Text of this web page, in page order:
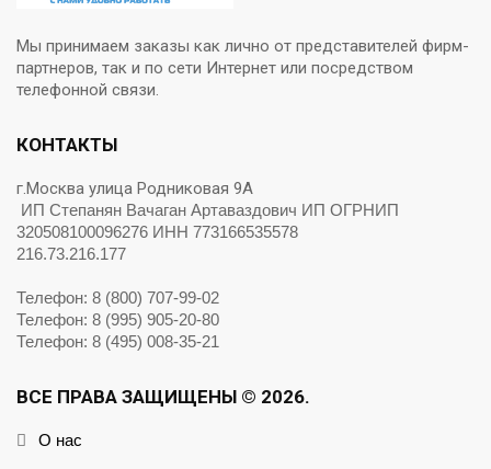
Мы принимаем заказы как лично от представителей фирм-
партнеров, так и по сети Интернет или посредством
телефонной связи.
КОНТАКТЫ
г.Москва улица Родниковая 9А
ИП Степанян Вачаган Артаваздович ИП ОГРНИП
320508100096276 ИНН 773166535578
216.73.216.177
Телефон: 8 (800) 707-99-02
Телефон: 8 (995) 905-20-80
Телефон: 8 (495) 008-35-21
ВСЕ ПРАВА ЗАЩИЩЕНЫ © 2026.
О нас